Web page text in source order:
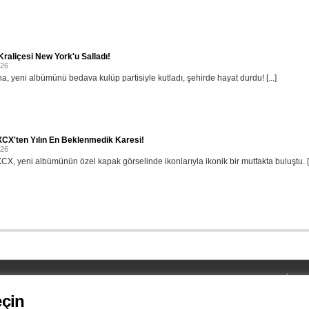
New York'u Salladı!
yeni albümünü bedava kulüp partisiyle kutladı, şehirde hayat durdu! [...]
Yılın En Beklenmedik Karesi!
yeni albümünün özel kapak görselinde ikonlarıyla ikonik bir mutfakta buluştu.